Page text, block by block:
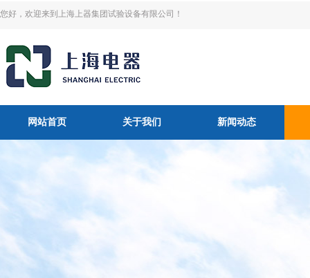
您好，欢迎来到上海上器集团试验设备有限公司！
网站首页 关于我们 新闻动态